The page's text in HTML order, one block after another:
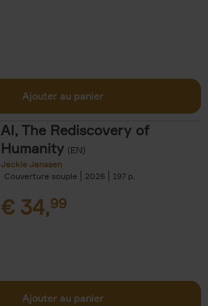
Ajouter au panier
AI, The Rediscovery of
Humanity (EN)
Jackie Janssen
Couverture souple
2026 197
€ 34,99
Ajouter au panier